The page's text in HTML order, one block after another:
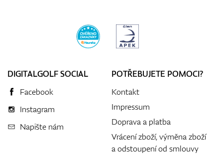
DIGITALGOLF SOCIAL
Facebook
Instagram
Napište nám
POTŘEBUJETE POMOCI?
Kontakt
Impressum
Doprava a platba
Vrácení zboží, výměna zboží
a odstoupení od smlouvy